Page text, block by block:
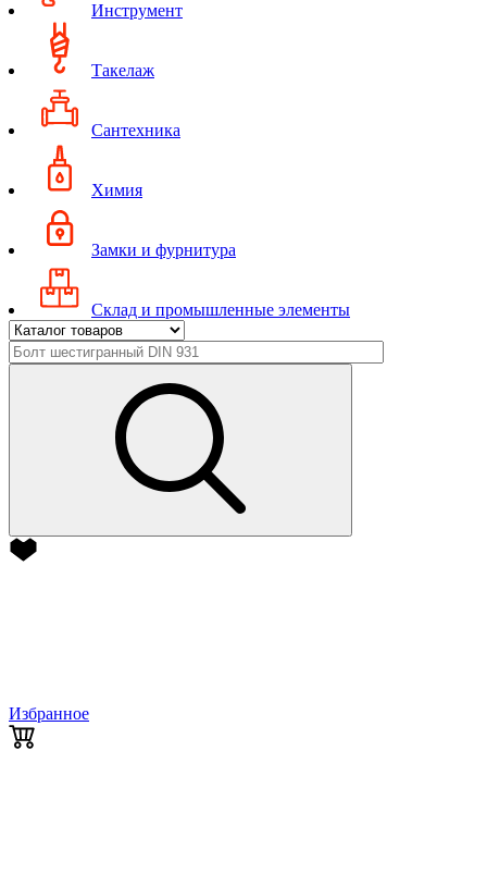
Инструмент
Такелаж
Сантехника
Химия
Замки и фурнитура
Склад и промышленные элементы
Избранное